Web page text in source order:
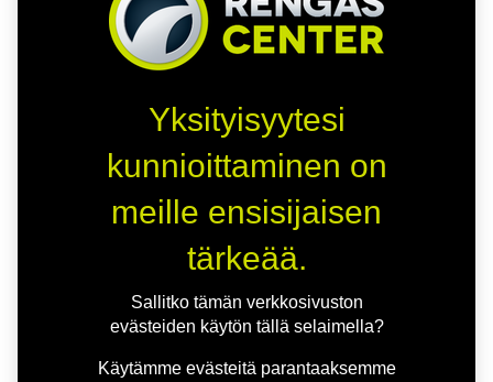
Yksityisyytesi
kunnioittaminen on
meille ensisijaisen
tärkeää.
Sallitko tämän verkkosivuston
evästeiden käytön tällä selaimella?
Käytämme evästeitä parantaaksemme